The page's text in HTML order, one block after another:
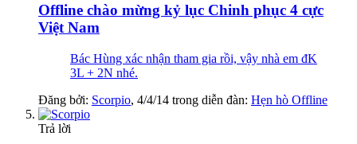
Offline chào mừng kỷ lục Chinh phục 4 cực
Việt Nam
Bác Hùng xác nhận tham gia rồi, vậy nhà em đK
3L + 2N nhé.
Đăng bởi: Scorpio, 4/4/14 trong diễn đàn: Hẹn hò Offline
Trả lời